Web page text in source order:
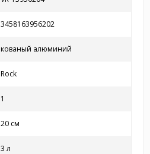
3458163956202
кованый алюминий
Rock
1
20 см
3 л